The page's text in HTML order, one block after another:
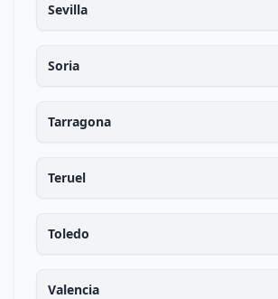
Sevilla
Soria
Tarragona
Teruel
Toledo
Valencia